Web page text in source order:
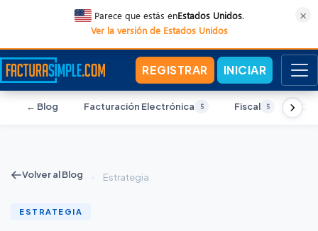
Parece que estás enEstados Unidos.
Ver la versión de Estados Unidos
×
REGISTRAR INICIAR
← Blog Facturación Electrónica 5 Fiscal 5
Volver al Blog › Estrategia
ESTRATEGIA